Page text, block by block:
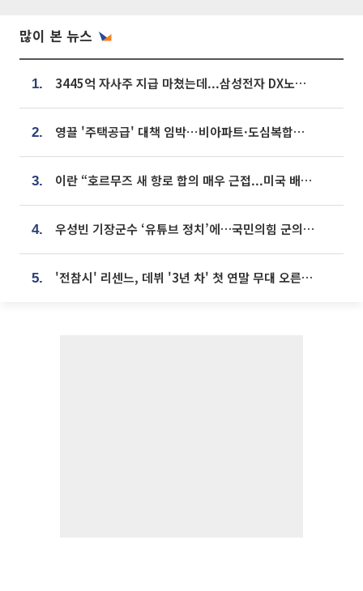
많이 본 뉴스
1. 3445억 자사주 지급 마쳤는데...삼성전자 DX노조, 뒤늦은 '떼쓰기 집회'
2. 영끌 '주택공급' 대책 임박⋯비아파트·도심복합까지 총동원
3. 이란 “호르무즈 새 항로 합의 매우 근접...미국 배상 먼저”
4. 우성빈 기장군수 ‘유튜브 정치’에…국민의힘 군의원들 집단 반발
5. '전참시' 리센느, 데뷔 '3년 차' 첫 연말 무대 오른다⋯"그동안 섭외 안 와"